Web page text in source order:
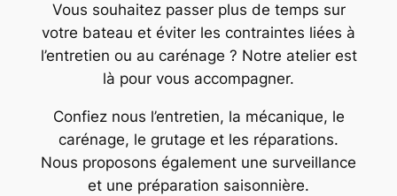
Vous souhaitez passer plus de temps sur
votre bateau et éviter les contraintes liées à
l’entretien ou au carénage ? Notre atelier est
là pour vous accompagner.
Confiez nous l’entretien, la mécanique, le
carénage, le grutage et les réparations.
Nous proposons également une surveillance
et une préparation saisonnière.